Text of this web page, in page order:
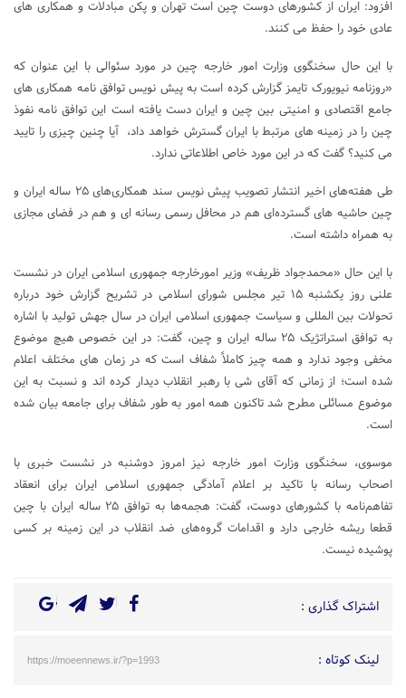
افزود: ایران از کشورهای دوست چین است تهران و پکن مبادلات و همکاری های
عادی خود را حفظ می کنند.
با این حال سخنگوی وزارت امور خارجه چین در مورد سئوالی با این عنوان که
«روزنامه نیویورک تایمز گزارش کرده است به پیش نویس توافق نامه همکاری های
جامع اقتصادی و امنیتی بین چین و ایران دست یافته است این توافق نامه نفوذ
چین را در زمینه های مرتبط با ایران گسترش خواهد داد، آیا چنین چیزی را تایید
می کنید؟ گفت که در این مورد خاص اطلاعاتی ندارد.
طی هفته‌های اخیر انتشار تصویب پیش نویس سند همکاری‌های ۲۵ ساله ایران و
چین حاشیه های گسترده‌ای هم در محافل رسمی رسانه ای و هم در فضای مجازی
به همراه داشته است.
با این حال «محمدجواد ظریف» وزیر امورخارجه جمهوری اسلامی ایران در نشست
علنی روز یکشنبه ۱۵ تیر مجلس شورای اسلامی در تشریح گزارش خود درباره
تحولات بین المللی و سیاست جمهوری اسلامی ایران در سال جهش تولید با اشاره
به توافق استراتژیک ۲۵ ساله ایران و چین، گفت: در این خصوص هیچ موضوع
مخفی وجود ندارد و همه چیز کاملاً شفاف است که در زمان های مختلف اعلام
شده است؛ از زمانی که آقای شی با رهبر انقلاب دیدار کرده اند و نسبت به این
موضوع مسائلی مطرح شد تاکنون همه امور به طور شفاف برای جامعه بیان شده
است.
موسوی، سخنگوی وزارت امور خارجه نیز امروز دوشنبه در نشست خبری با
اصحاب رسانه با تاکید بر اعلام آمادگی جمهوری اسلامی ایران برای انعقاد
تفاهم‌نامه با کشورهای دوست، گفت: هجمه‌ها به توافق ۲۵ ساله ایران با چین
قطعا ریشه خارجی دارد و اقدامات گروه‌های ضد انقلاب در این زمینه بر کسی
پوشیده نیست.
اشتراک گذاری :
لینک کوتاه : https://moeennews.ir/?p=1993